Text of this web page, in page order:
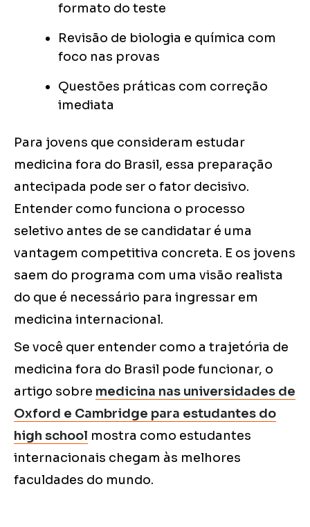
formato do teste
Revisão de biologia e química com
foco nas provas
Questões práticas com correção
imediata
Para jovens que consideram estudar
medicina fora do Brasil, essa preparação
antecipada pode ser o fator decisivo.
Entender como funciona o processo
seletivo antes de se candidatar é uma
vantagem competitiva concreta. E os jovens
saem do programa com uma visão realista
do que é necessário para ingressar em
medicina internacional.
Se você quer entender como a trajetória de
medicina fora do Brasil pode funcionar, o
artigo sobre medicina nas universidades de
Oxford e Cambridge para estudantes do
high school mostra como estudantes
internacionais chegam às melhores
faculdades do mundo.